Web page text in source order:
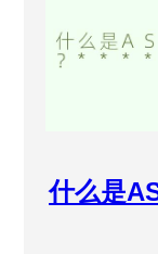
什么是